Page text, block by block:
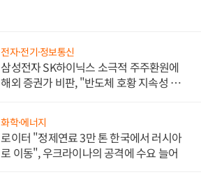
전자·전기·정보통신
삼성전자 SK하이닉스 소극적 주주환원에
해외 증권가 비판, "반도체 호황 지속성 의
화학·에너지
로이터 "정제연료 3만 톤 한국에서 러시아
로 이동", 우크라이나의 공격에 수요 늘어